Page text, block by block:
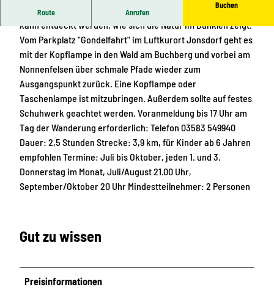
s
d
o
r
f
Route Anrufen
Buchen
Was wäre ein Urlaub ohne Nachtwanderung? Gemeinsam
kann entdeckt werden, wie sich die Natur im Dunklen zeigt.
Vom Parkplatz "Gondelfahrt" im Luftkurort Jonsdorf geht es
mit der Kopflampe in den Wald am Buchberg und vorbei am
Nonnenfelsen über schmale Pfade wieder zum
Ausgangspunkt zurück. Eine Kopflampe oder
Taschenlampe ist mitzubringen. Außerdem sollte auf festes
Schuhwerk geachtet werden. Voranmeldung bis 17 Uhr am
Tag der Wanderung erforderlich: Telefon 03583 549940
Dauer: 2,5 Stunden Strecke: 3,9 km, für Kinder ab 6 Jahren
empfohlen Termine: Juli bis Oktober, jeden 1. und 3.
Donnerstag im Monat, Juli/August 21.00 Uhr,
September/Oktober 20 Uhr Mindestteilnehmer: 2 Personen
Gut zu wissen
Preisinformationen